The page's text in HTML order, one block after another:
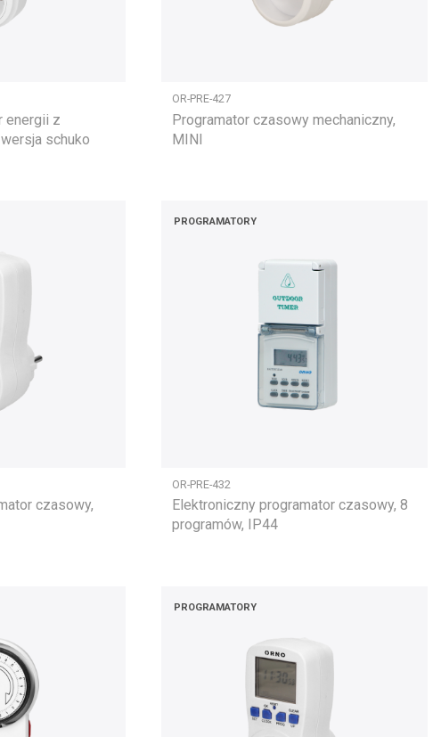
energii z
schuko
OR-PRE-427
Programator czasowy mechaniczny,
MINI
czasowy,
PROGRAMATORY
OR-PRE-432
Elektroniczny programator czasowy, 8
programów, IP44
PROGRAMATORY